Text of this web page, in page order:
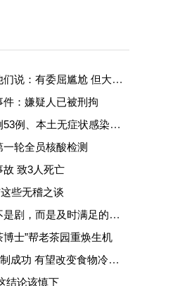
当男幼师是什么体验？他们说：有委屈尴尬 但大部分是幸福
：嫌疑人已被刑拘
内蒙古新增本土确诊病例53例、本土无症状感染者1例
轮全员核酸检测
故 致3人死亡
些无稽之谈
追剧为何上瘾？你追的不是剧，而是及时满足的快感
博士”帮老茶园重焕生机
不会融化的“果冻冰块”研制成功 有望改变食物冷藏方式
结论该慎下